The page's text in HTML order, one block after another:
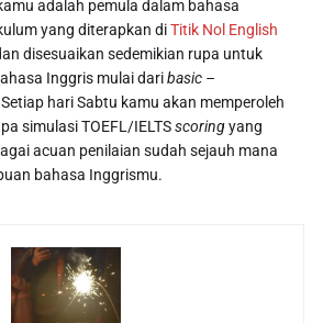
adalah pemula dalam bahasa
yang diterapkan diTitik Nol English
disesuaikan sedemikian rupa untuk
Inggris mulai daribasic –
Setiap hari Sabtu kamu akan memperoleh
simulasi TOEFL/IELTSscoringyang
acuan penilaian sudah sejauh mana
bahasa Inggrismu.